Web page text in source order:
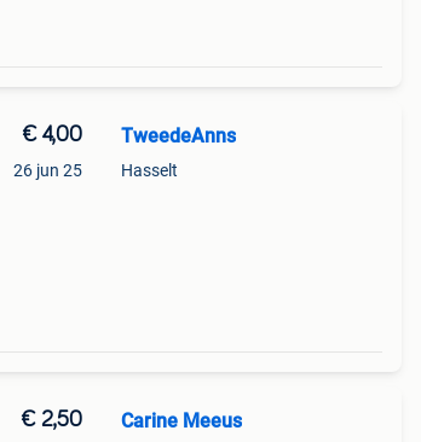
€ 4,00
26 jun 25
TweedeAnns
Hasselt
€ 2,50 Carine Meeus